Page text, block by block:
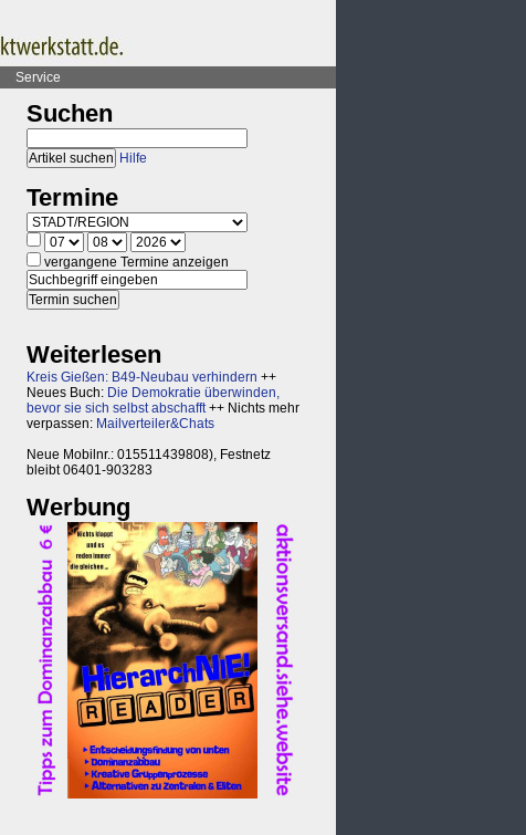
Service
Suchen
Hilfe
Termine
vergangene Termine anzeigen
Weiterlesen
Kreis Gießen: B49-Neubau verhindern ++
Neues Buch: Die Demokratie überwinden,
bevor sie sich selbst abschafft++ Nichts mehr
verpassen: Mailverteiler&Chats
Neue Mobilnr.: 015511439808), Festnetz
bleibt 06401-903283
Werbung